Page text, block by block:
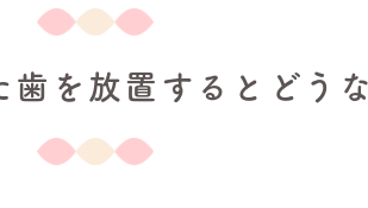
歯を放置するとどう